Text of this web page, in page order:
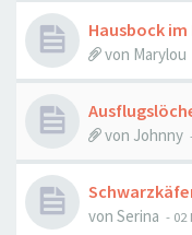
Hausbock
von Marylou
von Johnny
von Serina - 02